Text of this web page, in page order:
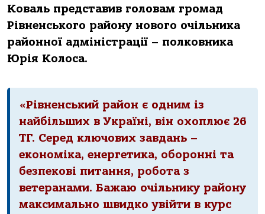
Коваль представив головам громад
Рівненського району нового очільника
районної адміністрації – полковника
Юрія Колоса.
«Рівненський район є одним із
найбільших в Україні, він охоплює 26
ТГ. Серед ключових завдань –
економіка, енергетика, оборонні та
безпекові питання, робота з
ветеранами. Бажаю очільнику району
максимально швидко увійти в курс